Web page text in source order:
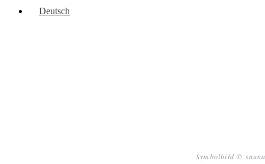
Symbolbild ©
Deutsch